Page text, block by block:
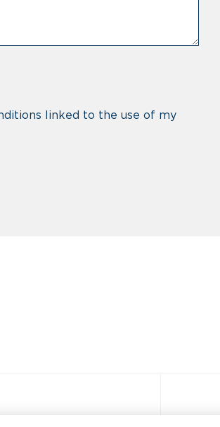
linked to the use of my